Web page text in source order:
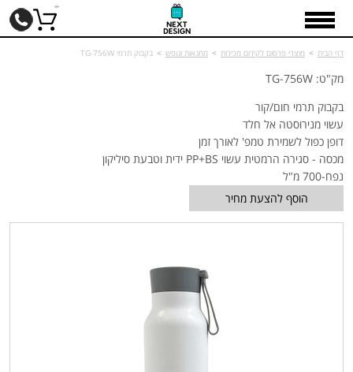
דף הבית > מוצרי פרסום לקידום מכירות > מחנאות ונופש > בקבוק תרמי TG-756W
מק"ט: TG-756W
בקבוק תרמי חום/קור
עשוי מנירוסטה אל חלד
דופן כפול לשמירת טמפ' לאורך זמן
מכסה - סגירה הרמטית עשוי PP+BS ידית וטבעת סיליקון
נפח-700 מ"ל
הוסף להצעת מחיר